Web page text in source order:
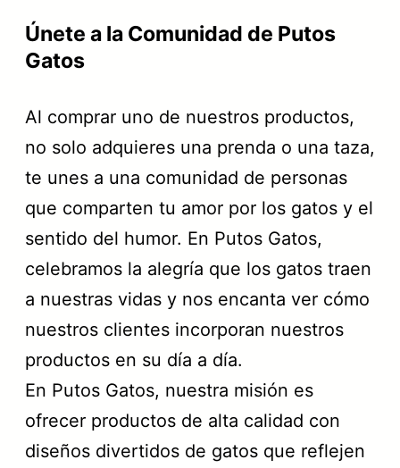
Únete a la Comunidad de Putos
Gatos
Al comprar uno de nuestros productos,
no solo adquieres una prenda o una taza,
te unes a una comunidad de personas
que comparten tu amor por los gatos y el
sentido del humor. En Putos Gatos,
celebramos la alegría que los gatos traen
a nuestras vidas y nos encanta ver cómo
nuestros clientes incorporan nuestros
productos en su día a día.
En Putos Gatos, nuestra misión es
ofrecer productos de alta calidad con
diseños divertidos de gatos que reflejen